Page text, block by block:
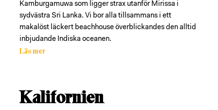
Kamburgamuwa som ligger strax utanför Mirissa i
sydvästra Sri Lanka. Vi bor alla tillsammans i ett
makalöst läckert beachhouse överblickandes den alltid
inbjudande Indiska oceanen.
Läs mer
Kalifornien